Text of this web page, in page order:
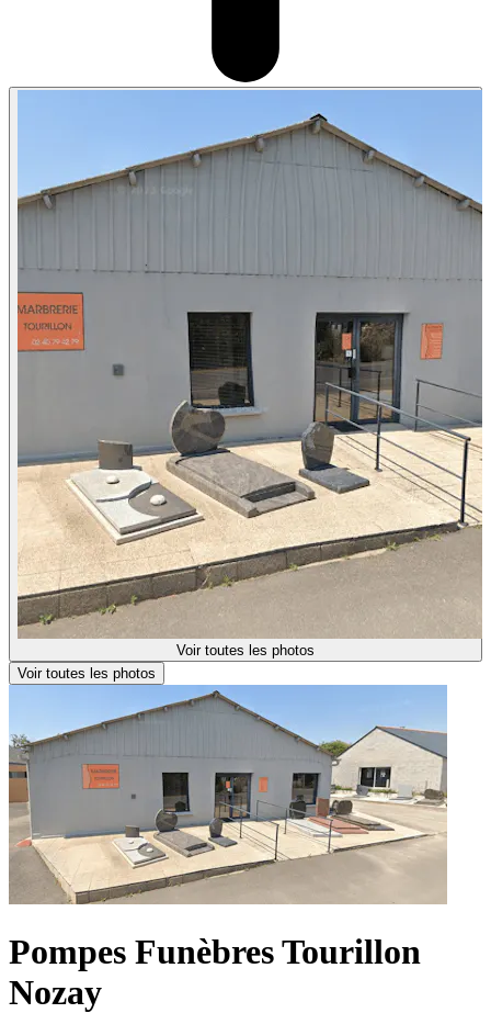
Voir toutes les photos
Voir toutes les photos
Pompes Funèbres Tourillon
Nozay